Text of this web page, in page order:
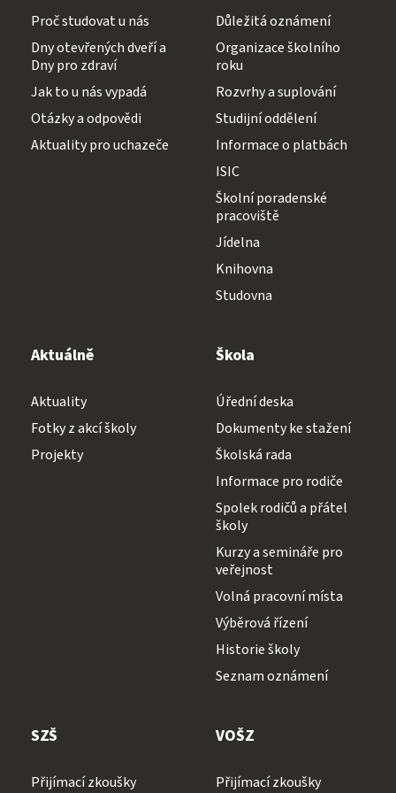
Proč studovat u nás
Dny otevřených dveří a
Dny pro zdraví
Jak to u nás vypadá
Otázky a odpovědi
Aktuality pro uchazeče
Důležitá oznámení
Organizace školního
roku
Rozvrhy a suplování
Studijní oddělení
Informace o platbách
ISIC
Školní poradenské
pracoviště
Jídelna
Knihovna
Studovna
Aktuálně
Aktuality
Fotky z akcí školy
Projekty
Škola
Úřední deska
Dokumenty ke stažení
Školská rada
Informace pro rodiče
Spolek rodičů a přátel
školy
Kurzy a semináře pro
veřejnost
Volná pracovní místa
Výběrová řízení
Historie školy
Seznam oznámení
SZŠ
Přijímací zkoušky
VOŠZ
Přijímací zkoušky